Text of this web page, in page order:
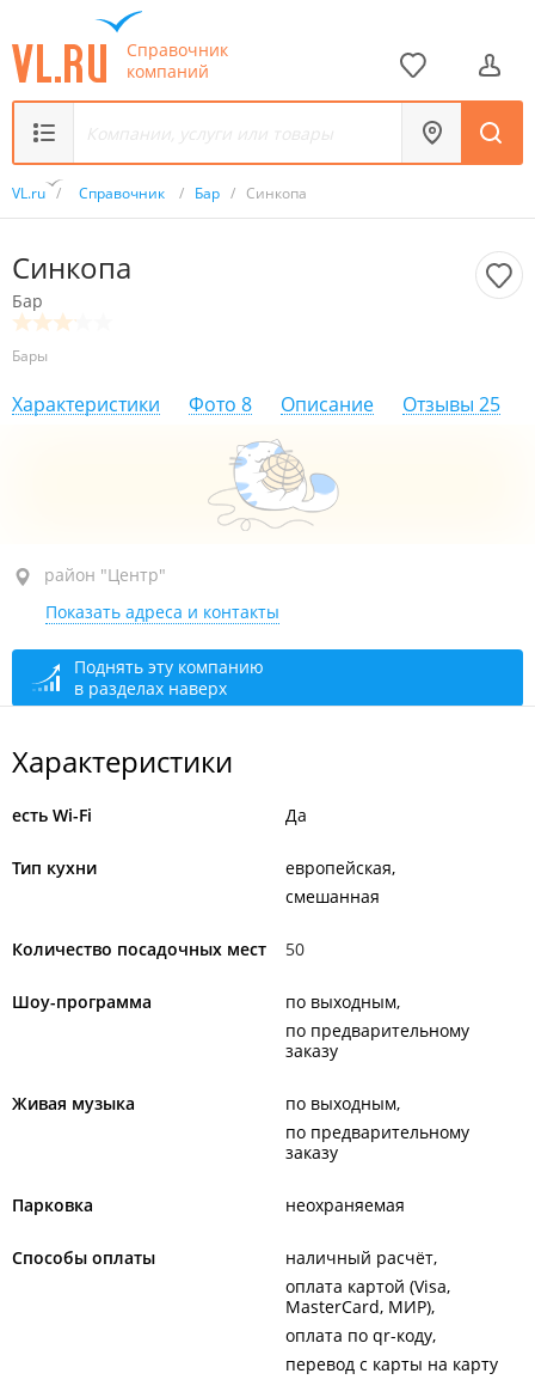
Справочник
компаний
VL.ru / Справочник / Бар / Синкопа
Синкопа
Бар
Бары
Характеристики Фото 8 Описание Отзывы 25
район "Центр", ул. Светланская, 11
ТЦ "Централь"
открыто: 18:00–23:59
район "Центр"
Показать адреса и контакты
Поднять эту компанию
в разделах наверх
Характеристики
есть Wi-Fi Да
Тип кухни
европейская
смешанная
Количество посадочных мест 50
Шоу-программа
по выходным
по предварительному
заказу
Живая музыка
по выходным
по предварительному
заказу
Парковка неохраняемая
Способы оплаты
наличный расчёт
оплата картой (Visa,
MasterCard, МИР)
оплата по qr-коду
перевод с карты на карту